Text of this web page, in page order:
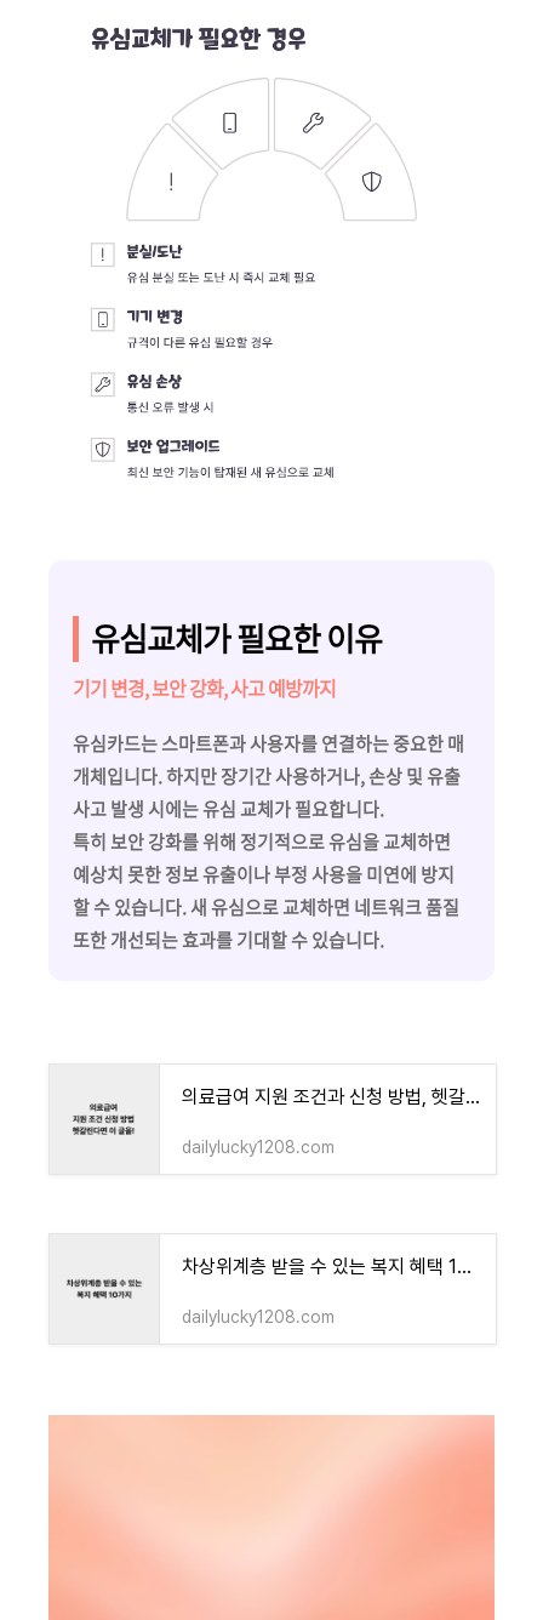
유심교체가 필요한 이유
기기 변경, 보안 강화, 사고 예방까지
유심카드는 스마트폰과 사용자를 연결하는 중요한 매
개체입니다. 하지만 장기간 사용하거나, 손상 및 유출
사고 발생 시에는 유심 교체가 필요합니다.
특히 보안 강화를 위해 정기적으로 유심을 교체하면
예상치 못한 정보 유출이나 부정 사용을 미연에 방지
할 수 있습니다. 새 유심으로 교체하면 네트워크 품질
또한 개선되는 효과를 기대할 수 있습니다.
의료급여 지원 조건과 신청 방법, 헷갈린다면 이 글을!
dailylucky1208.com
차상위계층 받을 수 있는 복지 혜택 10가지
dailylucky1208.com